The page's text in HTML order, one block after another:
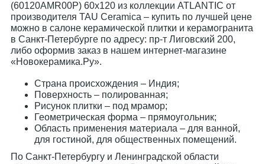
(60120AMR00P) 60x120 из коллекции ATLANTIC от
производителя TAU Ceramica – купить по лучшей цене
можно в салоне керамической плитки и керамогранита
в Санкт-Петербурге по адресу: пр-т Лиговский 200,
либо оформив заказ в нашем интернет-магазине
«Новокерамика.Ру».
Страна происхождения – Индия;
Поверхность – полированная;
Рисунок плитки – под мрамор;
Геометрическая форма – прямоугольник;
Область применения материала – для ванной,
для гостиной, для общественных помещений.
По Санкт-Петербургу и Ленинградской области